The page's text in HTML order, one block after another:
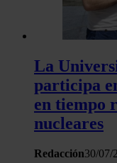
La
participa
en tiempo
nucleares
Redacción30/07/